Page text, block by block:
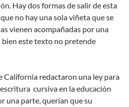
Hay dos formas de salir de esta
no hay una sola viñeta que se
vienen acompañadas por una
este texto no pretende
California redactaron una ley para
cursiva en la educación
una parte, querían que su